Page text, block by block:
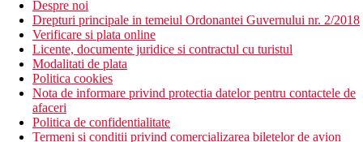
Despre noi
Drepturi principale in temeiul Ordonantei Guvernului nr. 2/2018
Verificare si plata online
Licente, documente juridice si contractul cu turistul
Modalitati de plata
Politica cookies
Nota de informare privind protectia datelor pentru contactele de
afaceri
Politica de confidentialitate
Termeni si conditii privind comercializarea biletelor de avion